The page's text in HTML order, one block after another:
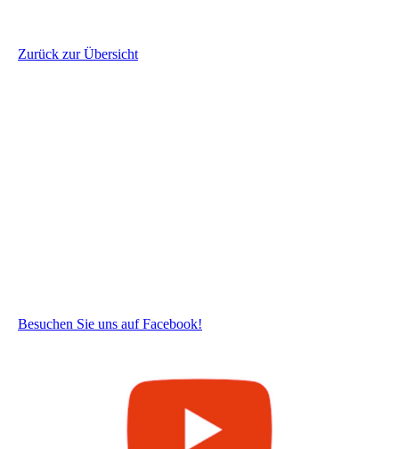
Zurück zur Übersicht
Besuchen Sie uns auf Facebook!